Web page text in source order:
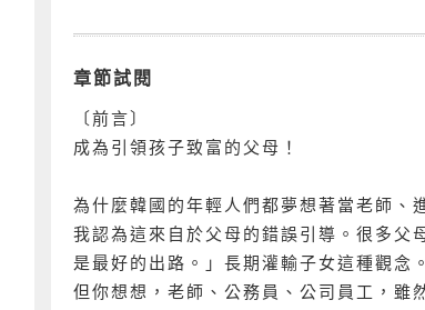
章節試閱
〔前言〕
成為引領孩子致富的父母！
為什麼韓國的年輕人們都夢想著當老師、
我認為這來自於父母的錯誤引導。很多父
是最好的出路。」長期灌輸子女這種觀念。
但你想想，老師、公務員、公司員工，雖